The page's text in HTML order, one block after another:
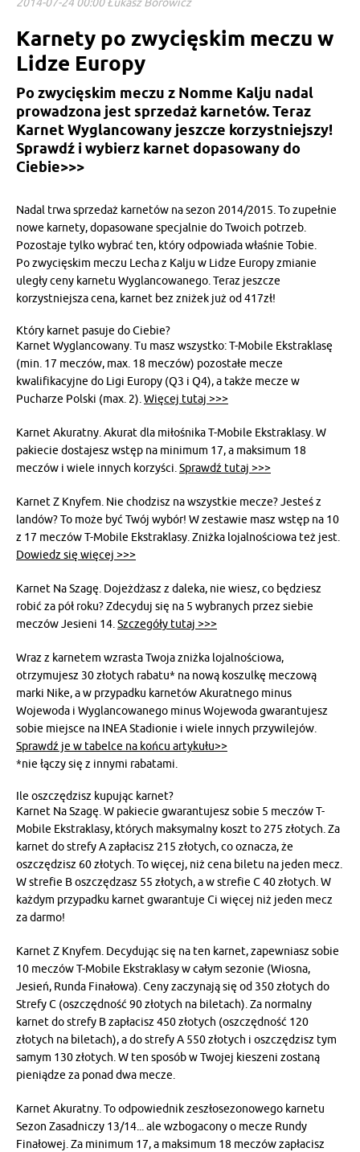
Karnety po zwycięskim meczu w
Lidze Europy
Po zwycięskim meczu z Nomme Kalju nadal
prowadzona jest sprzedaż karnetów. Teraz
Karnet Wyglancowany jeszcze korzystniejszy!
Sprawdź i wybierz karnet dopasowany do
Ciebie>>>
Nadal trwa sprzedaż karnetów na sezon 2014/2015. To zupełnie
nowe karnety, dopasowane specjalnie do Twoich potrzeb.
Pozostaje tylko wybrać ten, który odpowiada właśnie Tobie.
Po zwycięskim meczu Lecha z Kalju w Lidze Europy zmianie
uległy ceny karnetu Wyglancowanego. Teraz jeszcze
korzystniejsza cena, karnet bez zniżek już od 417zł!
Który karnet pasuje do Ciebie?
Karnet Wyglancowany. Tu masz wszystko: T-Mobile Ekstraklasę
(min. 17 meczów, max. 18 meczów) pozostałe mecze
kwalifikacyjne do Ligi Europy (Q3 i Q4), a także mecze w
Pucharze Polski (max. 2).Więcej tutaj >>>
Karnet Akuratny. Akurat dla miłośnika T-Mobile Ekstraklasy. W
pakiecie dostajesz wstęp na minimum 17, a maksimum 18
meczów i wiele innych korzyści.Sprawdź tutaj >>>
Karnet Z Knyfem. Nie chodzisz na wszystkie mecze? Jesteś z
landów? To może być Twój wybór! W zestawie masz wstęp na 10
z 17 meczów T-Mobile Ekstraklasy. Zniżka lojalnościowa też jest.
Dowiedz się więcej >>>
Karnet Na Szagę. Dojeżdżasz z daleka, nie wiesz, co będziesz
robić za pół roku? Zdecyduj się na 5 wybranych przez siebie
meczów Jesieni 14.Szczegóły tutaj >>>
Wraz z karnetem wzrasta Twoja zniżka lojalnościowa,
otrzymujesz 30 złotych rabatu* na nową koszulkę meczową
marki Nike, a w przypadku karnetów Akuratnego minus
Wojewoda i Wyglancowanego minus Wojewoda gwarantujesz
sobie miejsce na INEA Stadionie i wiele innych przywilejów.
Sprawdź je w tabelce na końcu artykułu>>
*nie łączy się z innymi rabatami.
Ile oszczędzisz kupując karnet?
Karnet Na Szagę. W pakiecie gwarantujesz sobie 5 meczów T-
Mobile Ekstraklasy, których maksymalny koszt to 275 złotych. Za
karnet do strefy A zapłacisz 215 złotych, co oznacza, że
oszczędzisz 60 złotych. To więcej, niż cena biletu na jeden mecz.
W strefie B oszczędzasz 55 złotych, a w strefie C 40 złotych. W
każdym przypadku karnet gwarantuje Ci więcej niż jeden mecz
za darmo!
Karnet Z Knyfem. Decydując się na ten karnet, zapewniasz sobie
10 meczów T-Mobile Ekstraklasy w całym sezonie (Wiosna,
Jesień, Runda Finałowa). Ceny zaczynają się od 350 złotych do
Strefy C (oszczędność 90 złotych na biletach). Za normalny
karnet do strefy B zapłacisz 450 złotych (oszczędność 120
złotych na biletach), a do strefy A 550 złotych i oszczędzisz tym
samym 130 złotych. W ten sposób w Twojej kieszeni zostaną
pieniądze za ponad dwa mecze.
Karnet Akuratny. To odpowiednik zeszłosezonowego karnetu
Sezon Zasadniczy 13/14... ale wzbogacony o mecze Rundy
Finałowej. Za minimum 17, a maksimum 18 meczów zapłacisz